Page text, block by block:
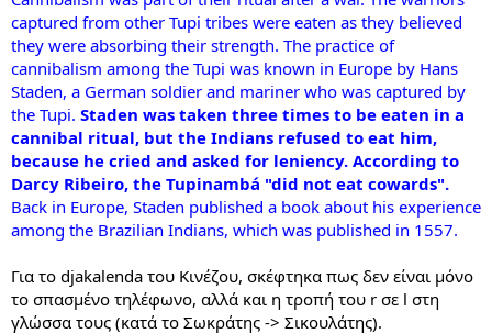
captured from other Tupi tribes were eaten as they believed
they were absorbing their strength. The practice of
cannibalism among the Tupi was known in Europe by Hans
Staden, a German soldier and mariner who was captured by
the Tupi. Staden was taken three times to be eaten in a
cannibal ritual, but the Indians refused to eat him,
because he cried and asked for leniency. According to
Darcy Ribeiro, the Tupinambá "did not eat cowards".
Back in Europe, Staden published a book about his experience
among the Brazilian Indians, which was published in 1557.
Για το djakalenda του Κινέζου, σκέφτηκα πως δεν είναι μόνο
το σπασμένο τηλέφωνο, αλλά και η τροπή του r σε l στη
γλώσσα τους (κατά το Σωκράτης -> Σικουλάτης).